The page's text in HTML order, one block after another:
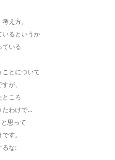
え方。
いるというか
ている
ことについて
が、
ころ
たわけで…
思って
す。
な: